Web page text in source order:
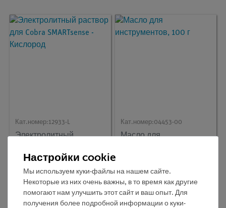
Кат.номер:12933-L
Электролитный
SMARTsense -
Кислород
Кат.номер:04453-00
Масло для
Настройки cookie
Мы используем куки-файлы на нашем сайте.
Некоторые из них очень важны, в то время как другие
помогают нам улучшить этот сайт и ваш опыт. Для
получения более подробной информации о куки-